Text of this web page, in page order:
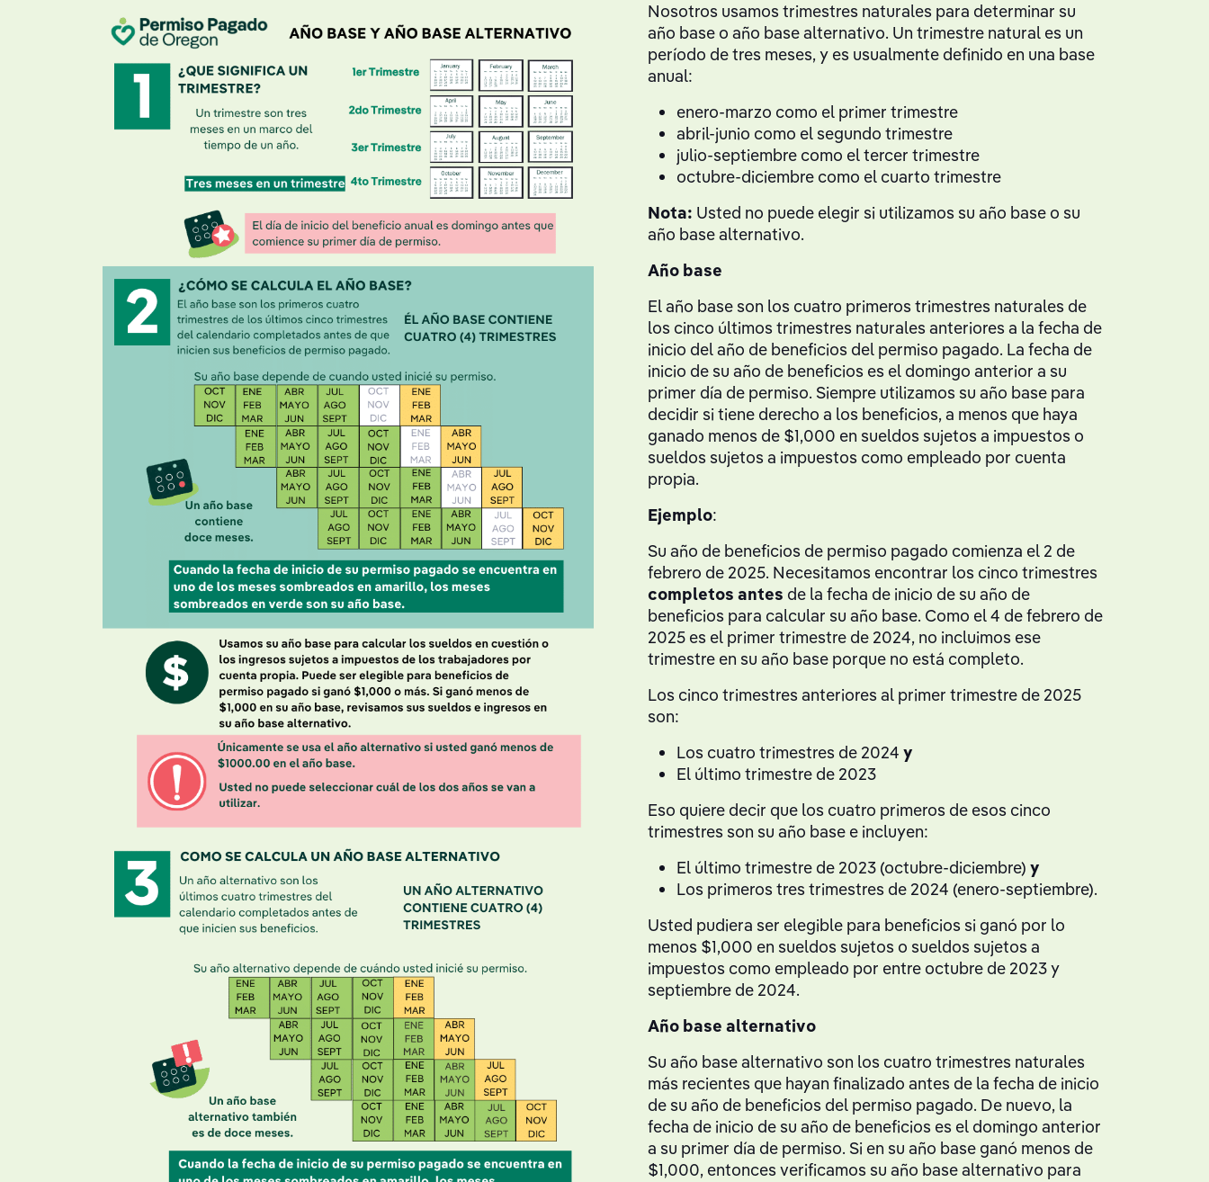
Nosotros usamos trimestres naturales para determinar su
año base o año base alternativo. Un trimestre natural es un
período de tres meses, y es usualmente definido en una base
anual:
enero-marzo como el primer trimestre
abril-junio como el segundo trimestre
julio-septiembre como el tercer trimestre
octubre-diciembre como el cuarto trimestre
Nota: Usted no puede elegir si utilizamos su año base o su
año base alternativo.
Año base
El año base son los cuatro primeros trimestres naturales de
los cinco últimos trimestres naturales anteriores a la fecha de
inicio del año de beneficios del permiso pagado. La fecha de
inicio de su año de beneficios es el domingo anterior a su
primer día de permiso. Siempre utilizamos su año base para
decidir si tiene derecho a los beneficios, a menos que haya
ganado menos de $1,000 en sueldos sujetos a impuestos o
sueldos sujetos a impuestos como empleado por cuenta
propia.
Ejemplo:
Su año de beneficios de permiso pagado comienza el 2 de
febrero de 2025. Necesitamos encontrar los cinco trimestres
completos antes de la fecha de inicio de su año de
beneficios para calcular su año base. Como el 4 de febrero de
2025 es el primer trimestre de 2024, no incluimos ese
trimestre en su año base porque no está completo.
Los cinco trimestres anteriores al primer trimestre de 2025
son:
Los cuatro trimestres de 2024 y
El último trimestre de 2023
Eso quiere decir que los cuatro primeros de esos cinco
trimestres son su año base e incluyen:
El último trimestre de 2023 (octubre-diciembre) y
Los primeros tres trimestres de 2024 (enero-septiembre).
Usted pudiera ser elegible para beneficios si ganó por lo
menos $1,000 en sueldos sujetos o sueldos sujetos a
impuestos como empleado por entre octubre de 2023 y
septiembre de 2024.
Año base alternativo
Su año base alternativo son los cuatro trimestres naturales
más recientes que hayan finalizado antes de la fecha de inicio
de su año de beneficios del permiso pagado. De nuevo, la
fecha de inicio de su año de beneficios es el domingo anterior
a su primer día de permiso. Si en su año base ganó menos de
$1,000, entonces verificamos su año base alternativo para